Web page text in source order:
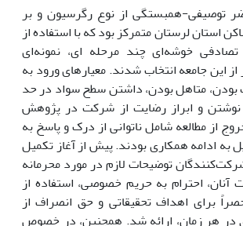
همبستگی از نوع رگرسیون و بر
استان لرستان متمرکز بود که با استفاده از
خوشه‌ای چند مرحله ای، نمونه‌ای
از 840 نفر از این جامعه انتخاب شدند. معیارهای ورود به
بودن، متاهل بودن، داشتن سطح سواد در حد
نوشتن و ابراز رضایت از شرکت در پژوهش
از مطالعه شامل ناتوانی از درک و پاسخ به
به ادامه همکاری بودند. پیش از آغاز تکمیل
توضیحات لازم در مورد محرمانه
آنان، احترام به حریم خصوصی، استفاده از
برای اهداف تحقیقاتی و حق انصراف از
در هر زمان، ارائه شد. همچنین، در خصوص